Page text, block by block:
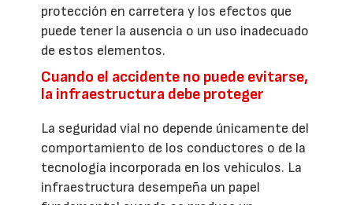
protección en carretera y los efectos que
puede tener la ausencia o un uso inadecuado
de estos elementos.
Cuando el accidente no puede evitarse,
la infraestructura debe proteger
La seguridad vial no depende únicamente del
comportamiento de los conductores o de la
tecnología incorporada en los vehículos. La
infraestructura desempeña un papel